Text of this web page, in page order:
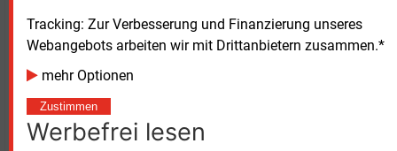
Tracking: Zur Verbesserung und Finanzierung unseres
Webangebots arbeiten wir mit Drittanbietern zusammen.*
mehr Optionen
Zustimmen
Werbefrei lesen
Umsatz
Bereinigtes Ebitda
9,8
Konzernüberschuss